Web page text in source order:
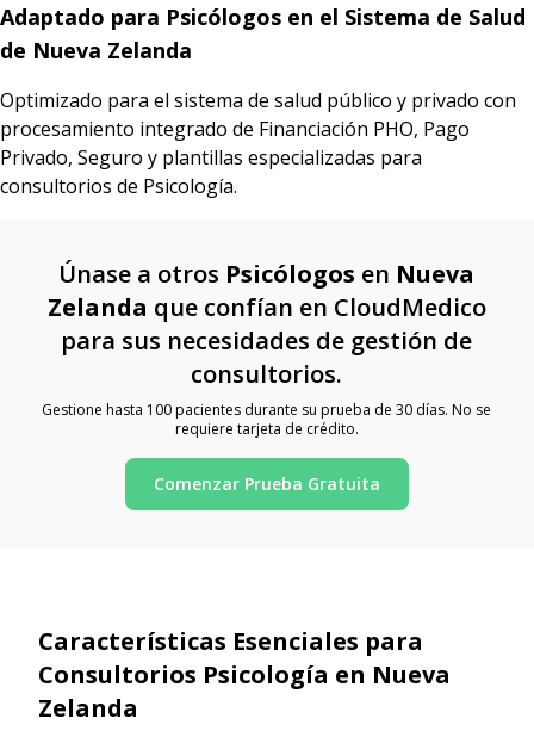
Adaptado para Psicólogos en el Sistema de Salud
de Nueva Zelanda
Optimizado para el sistema de salud público y privado con
procesamiento integrado de Financiación PHO, Pago
Privado, Seguro y plantillas especializadas para
consultorios de Psicología.
Únase a otros Psicólogos en Nueva
Zelanda que confían en CloudMedico
para sus necesidades de gestión de
consultorios.
Gestione hasta 100 pacientes durante su prueba de 30 días. No se
requiere tarjeta de crédito.
Comenzar Prueba Gratuita
Características Esenciales para
Consultorios Psicología en Nueva
Zelanda